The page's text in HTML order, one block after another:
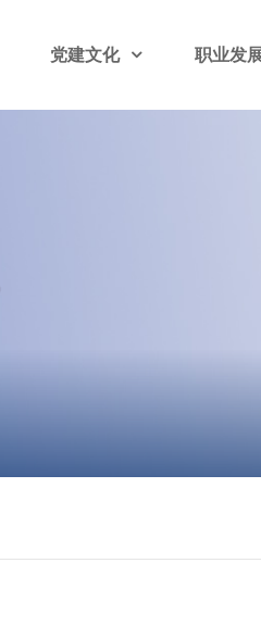
党建文化 职业发